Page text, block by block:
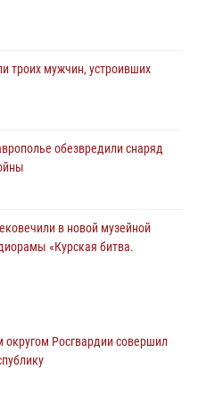
троих мужчин, устроивших
обезвредили снаряд
в новой музейной
«Курская битва.
(видео)
Росгвардии совершил